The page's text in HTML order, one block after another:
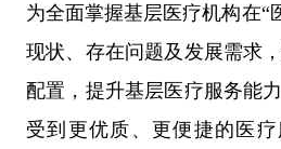
为全面掌握基层医疗机构在“
现状、存在问题及发展需求
配置，提升基层医疗服务能
受到更优质、更便捷的医疗